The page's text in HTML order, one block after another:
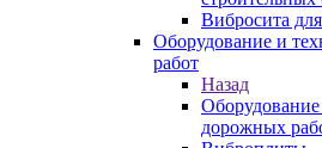
Вибросита
Оборудование и
работ
Назад
дорожных